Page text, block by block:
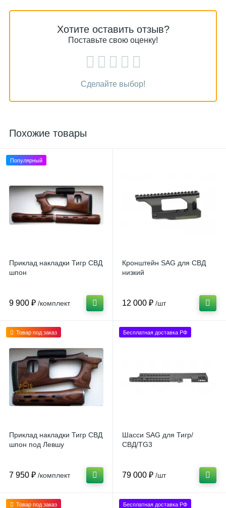
Хотите оставить отзыв?
Поставьте свою оценку!
Сделайте выбор!
Похожие товары
Популярный
Приклад накладки Тигр СВД
шпон
9 900 ₽ /комплект
Кронштейн SAG для СВД
низкий
12 000 ₽ /шт
Товар под заказ
Приклад накладки Тигр СВД
шпон под Левшу
7 950 ₽ /комплект
Бесплатная доставка РФ
Шасси SAG для Тигр/
СВД/TG3
79 000 ₽ /шт
Товар под заказ Бесплатная доставка РФ